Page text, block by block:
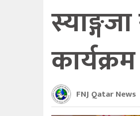
FNJ Qatar News